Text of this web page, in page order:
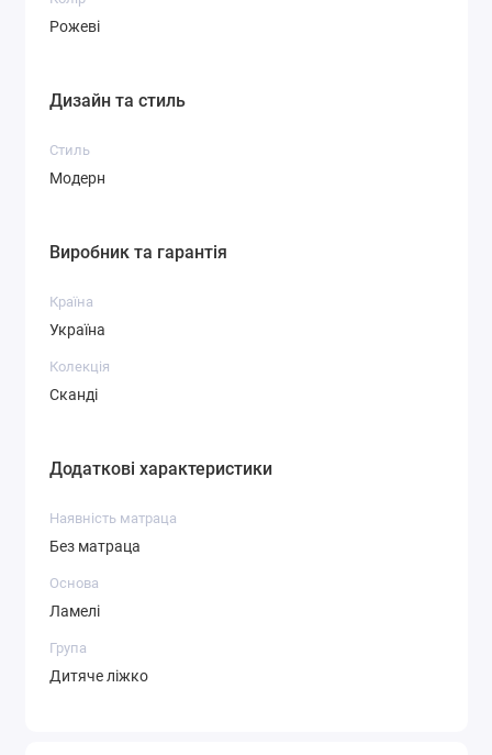
Рожеві
Дизайн та стиль
Стиль
Модерн
Виробник та гарантія
Країна
Україна
Колекція
Сканді
Додаткові характеристики
Наявність матраца
Без матраца
Основа
Ламелі
Група
Дитяче ліжко